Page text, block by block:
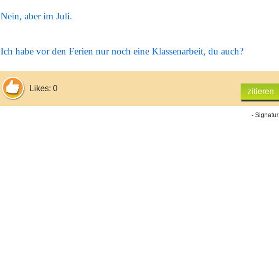
Nein, aber im Juli.
Ich habe vor den Ferien nur noch eine Klassenarbeit, du auch?
Likes: 0 zitieren
-